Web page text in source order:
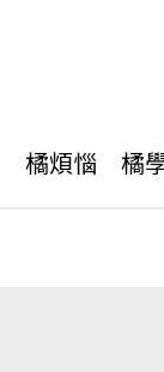
橘煩惱 橘